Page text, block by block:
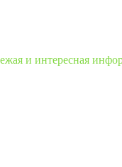
и интересная